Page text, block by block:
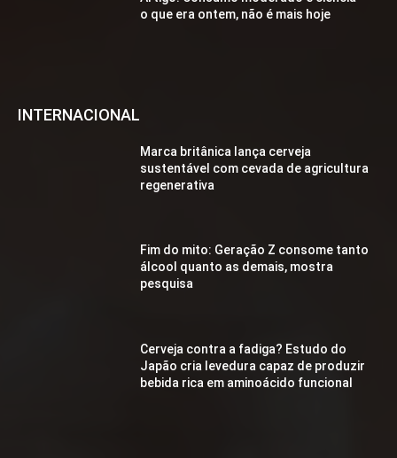
o que era ontem, não é mais hoje
INTERNACIONAL
Marca britânica lança cerveja
sustentável com cevada de agricultura
regenerativa
Fim do mito: Geração Z consome tanto
álcool quanto as demais, mostra
pesquisa
Cerveja contra a fadiga? Estudo do
Japão cria levedura capaz de produzir
bebida rica em aminoácido funcional